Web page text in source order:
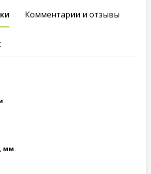
Комментарии и отзывы
мм